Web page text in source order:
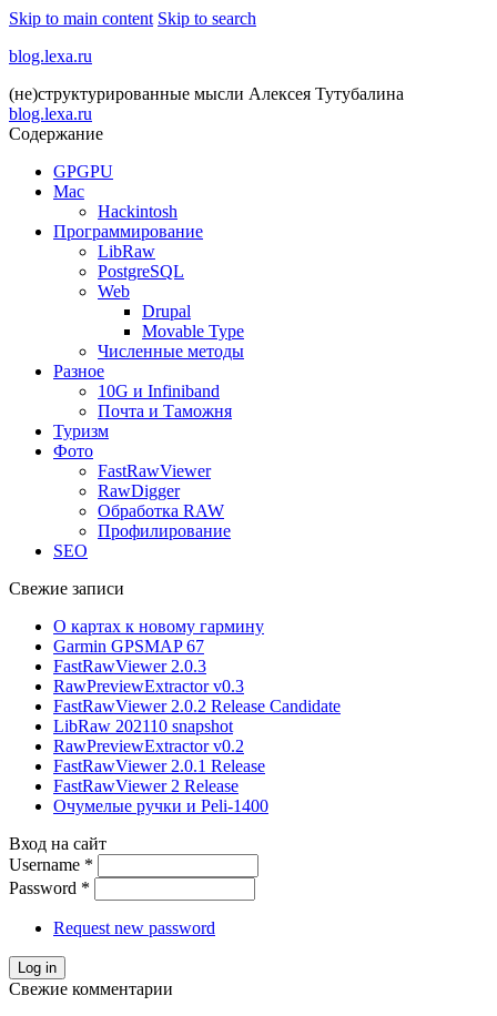
Skip to main content Skip to search
blog.lexa.ru
(не)структурированные мысли Алексея Тутубалина
blog.lexa.ru
Содержание
GPGPU
Mac
Hackintosh
Программирование
LibRaw
PostgreSQL
Web
Drupal
Movable Type
Численные методы
Разное
10G и Infiniband
Почта и Таможня
Туризм
Фото
FastRawViewer
RawDigger
Обработка RAW
Профилирование
SEO
Свежие записи
О картах к новому гармину
Garmin GPSMAP 67
FastRawViewer 2.0.3
RawPreviewExtractor v0.3
FastRawViewer 2.0.2 Release Candidate
LibRaw 202110 snapshot
RawPreviewExtractor v0.2
FastRawViewer 2.0.1 Release
FastRawViewer 2 Release
Очумелые ручки и Peli-1400
Вход на сайт
Username *
Password *
Request new password
Свежие комментарии